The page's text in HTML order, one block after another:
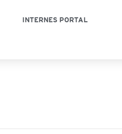
INTERNES PORTAL